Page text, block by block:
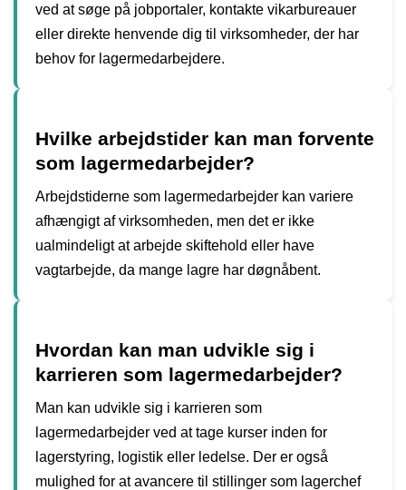
ved at søge på jobportaler, kontakte vikarbureauer
eller direkte henvende dig til virksomheder, der har
behov for lagermedarbejdere.
Hvilke arbejdstider kan man forvente
som lagermedarbejder?
Arbejdstiderne som lagermedarbejder kan variere
afhængigt af virksomheden, men det er ikke
ualmindeligt at arbejde skiftehold eller have
vagtarbejde, da mange lagre har døgnåbent.
Hvordan kan man udvikle sig i
karrieren som lagermedarbejder?
Man kan udvikle sig i karrieren som
lagermedarbejder ved at tage kurser inden for
lagerstyring, logistik eller ledelse. Der er også
mulighed for at avancere til stillinger som lagerchef